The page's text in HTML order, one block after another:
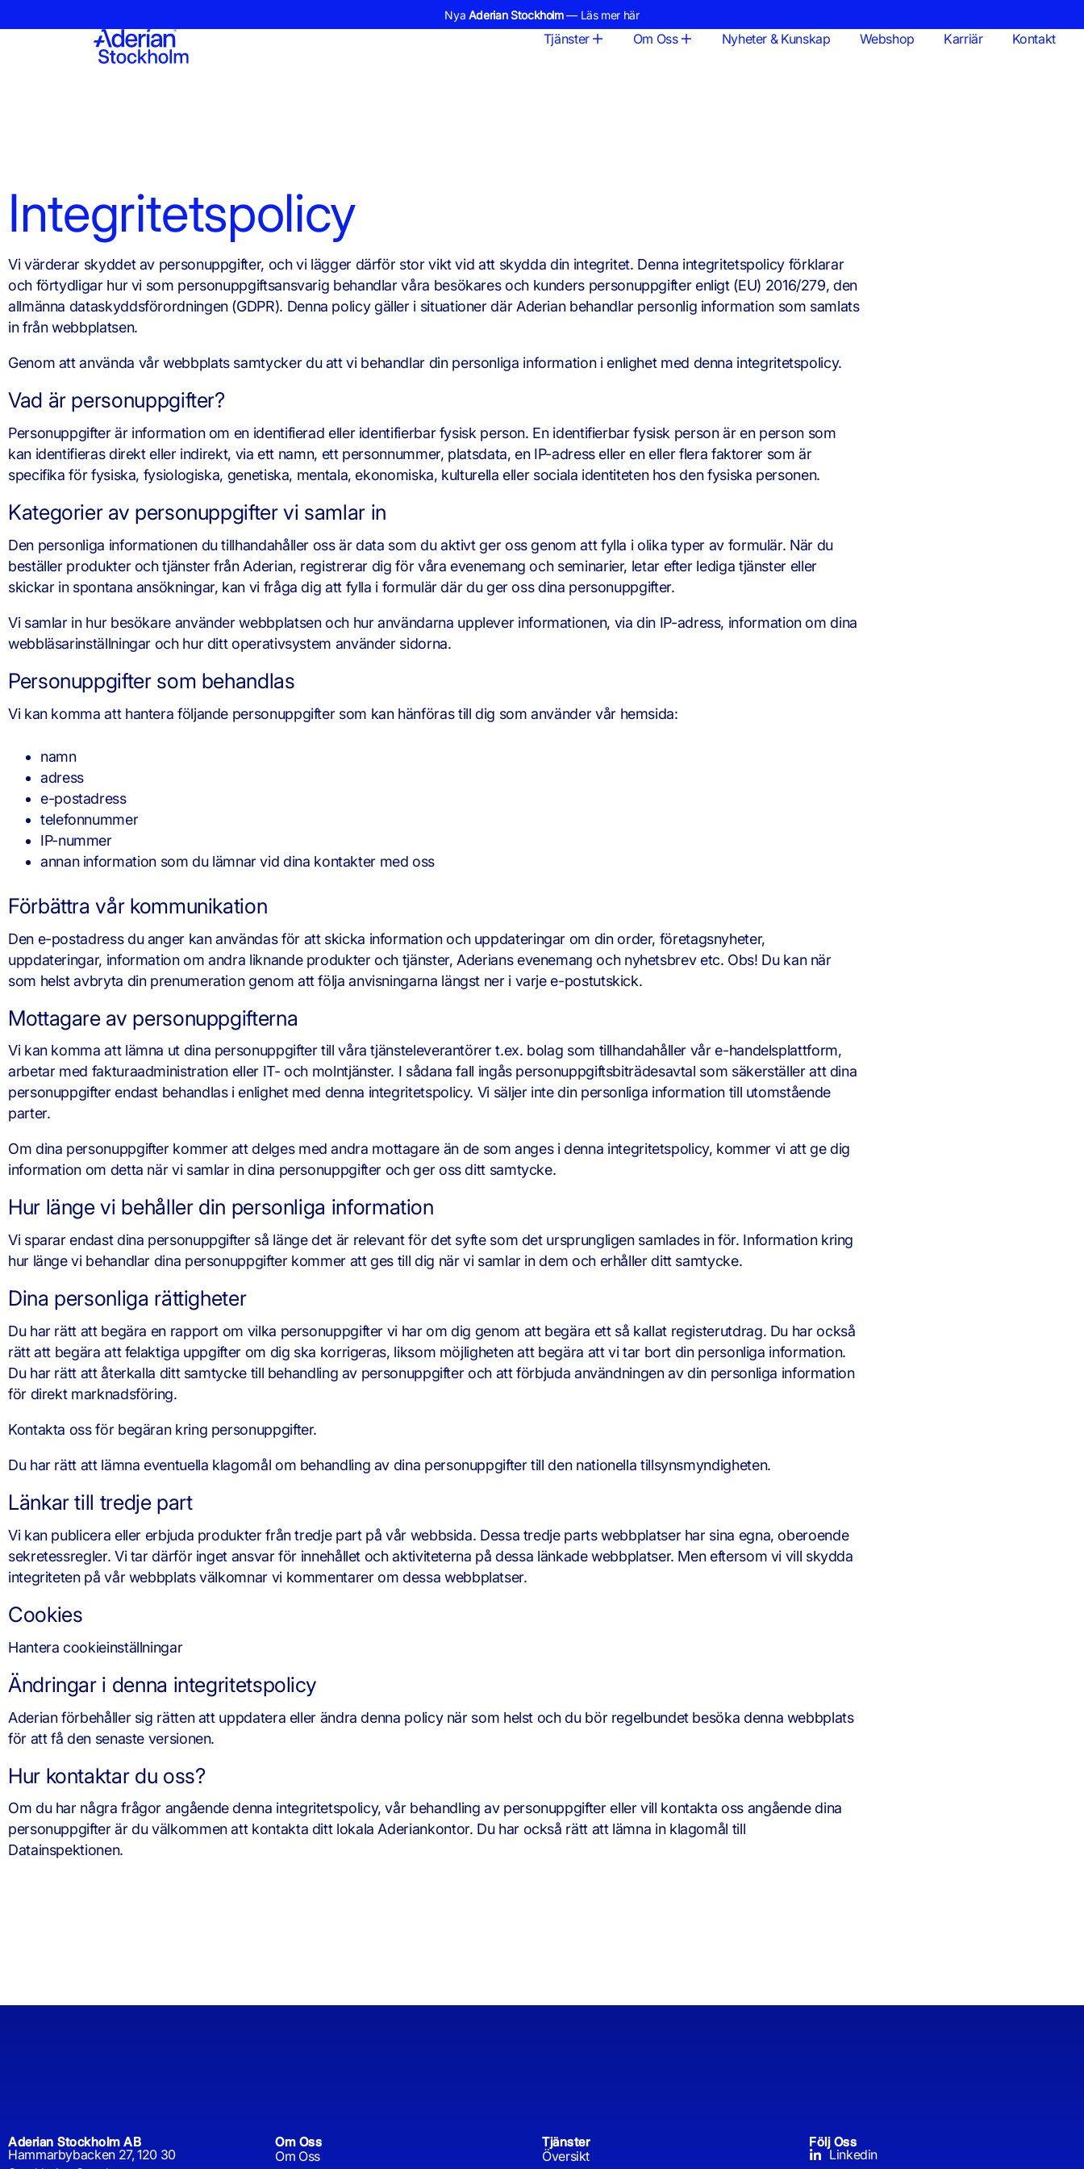
Nya Aderian Stockholm— Läs mer här
Tjänster Om Oss Nyheter & Kunskap Webshop Karriär Kontakt
Integritetspolicy
Vi värderar skyddet av personuppgifter, och vi lägger därför stor vikt vid att skydda din integritet. Denna integritetspolicy förklarar
och förtydligar hur vi som personuppgiftsansvarig behandlar våra besökares och kunders personuppgifter enligt (EU) 2016/279, den
allmänna dataskyddsförordningen (GDPR). Denna policy gäller i situationer där Aderian behandlar personlig information som samlats
in från webbplatsen.
Genom att använda vår webbplats samtycker du att vi behandlar din personliga information i enlighet med denna integritetspolicy.
Vad är personuppgifter?
Personuppgifter är information om en identifierad eller identifierbar fysisk person. En identifierbar fysisk person är en person som
kan identifieras direkt eller indirekt, via ett namn, ett personnummer, platsdata, en IP-adress eller en eller flera faktorer som är
specifika för fysiska, fysiologiska, genetiska, mentala, ekonomiska, kulturella eller sociala identiteten hos den fysiska personen.
Kategorier av personuppgifter vi samlar in
Den personliga informationen du tillhandahåller oss är data som du aktivt ger oss genom att fylla i olika typer av formulär. När du
beställer produkter och tjänster från Aderian, registrerar dig för våra evenemang och seminarier, letar efter lediga tjänster eller
skickar in spontana ansökningar, kan vi fråga dig att fylla i formulär där du ger oss dina personuppgifter.
Vi samlar in hur besökare använder webbplatsen och hur användarna upplever informationen, via din IP-adress, information om dina
webbläsarinställningar och hur ditt operativsystem använder sidorna.
Personuppgifter som behandlas
Vi kan komma att hantera följande personuppgifter som kan hänföras till dig som använder vår hemsida:
namn
adress
e-postadress
telefonnummer
IP-nummer
annan information som du lämnar vid dina kontakter med oss
Förbättra vår kommunikation
Den e-postadress du anger kan användas för att skicka information och uppdateringar om din order, företagsnyheter,
uppdateringar, information om andra liknande produkter och tjänster, Aderians evenemang och nyhetsbrev etc. Obs! Du kan när
som helst avbryta din prenumeration genom att följa anvisningarna längst ner i varje e-postutskick.
Mottagare av personuppgifterna
Vi kan komma att lämna ut dina personuppgifter till våra tjänsteleverantörer t.ex. bolag som tillhandahåller vår e-handelsplattform,
arbetar med fakturaadministration eller IT- och molntjänster. I sådana fall ingås personuppgiftsbiträdesavtal som säkerställer att dina
personuppgifter endast behandlas i enlighet med denna integritetspolicy. Vi säljer inte din personliga information till utomstående
parter.
Om dina personuppgifter kommer att delges med andra mottagare än de som anges i denna integritetspolicy, kommer vi att ge dig
information om detta när vi samlar in dina personuppgifter och ger oss ditt samtycke.
Hur länge vi behåller din personliga information
Vi sparar endast dina personuppgifter så länge det är relevant för det syfte som det ursprungligen samlades in för. Information kring
hur länge vi behandlar dina personuppgifter kommer att ges till dig när vi samlar in dem och erhåller ditt samtycke.
Dina personliga rättigheter
Du har rätt att begära en rapport om vilka personuppgifter vi har om dig genom att begära ett så kallat registerutdrag. Du har också
rätt att begära att felaktiga uppgifter om dig ska korrigeras, liksom möjligheten att begära att vi tar bort din personliga information.
Du har rätt att återkalla ditt samtycke till behandling av personuppgifter och att förbjuda användningen av din personliga information
för direkt marknadsföring.
Kontakta oss för begäran kring personuppgifter.
Du har rätt att lämna eventuella klagomål om behandling av dina personuppgifter till den nationella tillsynsmyndigheten.
Länkar till tredje part
Vi kan publicera eller erbjuda produkter från tredje part på vår webbsida. Dessa tredje parts webbplatser har sina egna, oberoende
sekretessregler. Vi tar därför inget ansvar för innehållet och aktiviteterna på dessa länkade webbplatser. Men eftersom vi vill skydda
integriteten på vår webbplats välkomnar vi kommentarer om dessa webbplatser.
Cookies
Hantera cookieinställningar
Ändringar i denna integritetspolicy
Aderian förbehåller sig rätten att uppdatera eller ändra denna policy när som helst och du bör regelbundet besöka denna webbplats
för att få den senaste versionen.
Hur kontaktar du oss?
Om du har några frågor angående denna integritetspolicy, vår behandling av personuppgifter eller vill kontakta oss angående dina
personuppgifter är du välkommen att kontakta ditt lokala Aderiankontor. Du har också rätt att lämna in klagomål till
Datainspektionen.
Aderian Stockholm AB
Hammarbybacken 27, 120 30
Om Oss
Om Oss
Tjänster
Översikt
Följ Oss
Linkedin